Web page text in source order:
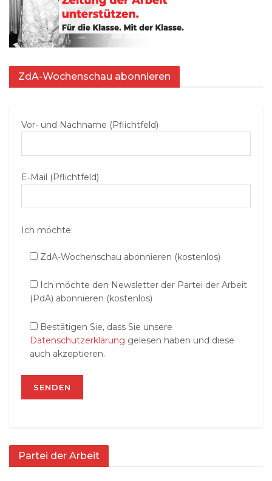
ZdA-Wochenschau abonnieren
Vor- und Nachname (Pflichtfeld)
E‑Mail (Pflichtfeld)
Ich möchte:
ZdA-Wochenschau abonnieren (kostenlos)
Ich möchte den Newsletter der Partei der Arbeit
(PdA) abonnieren (kostenlos)
Bestätigen Sie, dass Sie unsere
Datenschutzerklärung gelesen haben und diese
auch akzeptieren.
Partei der Arbeit